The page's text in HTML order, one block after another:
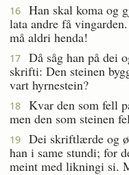
16
Han skal koma og
lata andre få
må aldri henda!
17
Då såg han på dei
skrifti: Den steinen
vart hyrnestein?
18
Kvar den som fell
men den som steinen
19
Dei skriftlærde og
han i same stundi; for
meint med likningi si.